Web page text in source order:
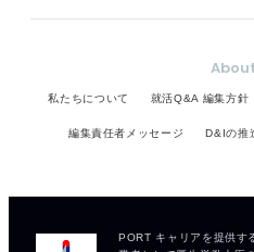
私たちについて 就活Q&A 編集方針
編集責任者メッセージ D&Iの推